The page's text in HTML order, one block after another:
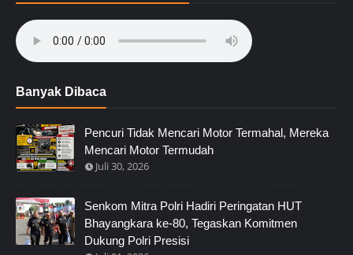
Banyak Dibaca
Pencuri Tidak Mencari Motor Termahal, Mereka
Mencari Motor Termudah
Juli 30, 2026
Senkom Mitra Polri Hadiri Peringatan HUT
Bhayangkara ke-80, Tegaskan Komitmen
Dukung Polri Presisi